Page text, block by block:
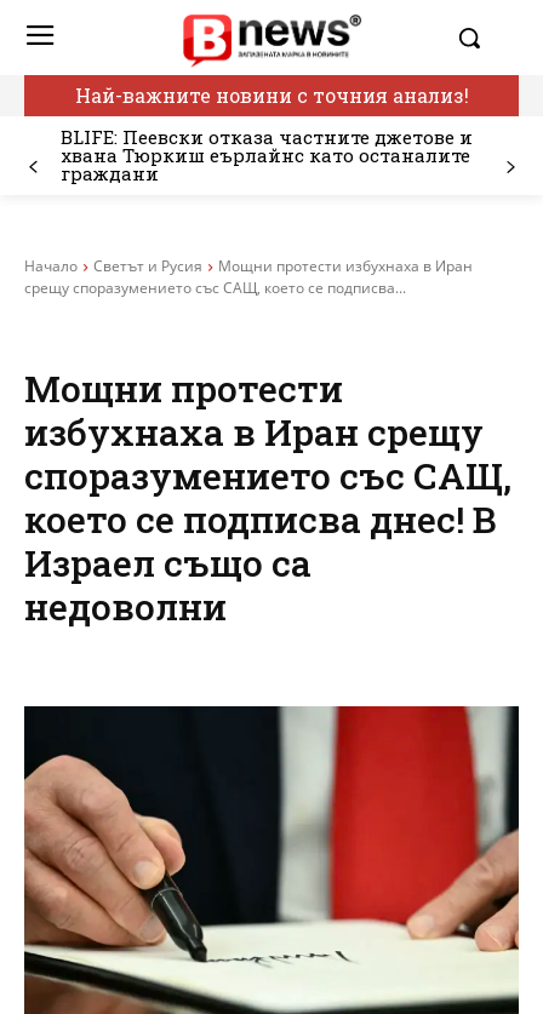
Най-важните новини с точния анализ!
BLIFE: Пеевски отказа частните джетове и
хвана Тюркиш еърлайнс като останалите
граждани
Начало Светът и Русия
Мощни протести избухнаха в Иран
срещу споразумението със САЩ, което се подписва...
Мощни протести
избухнаха в Иран срещу
споразумението със САЩ,
което се подписва днес! В
Израел също са
недоволни